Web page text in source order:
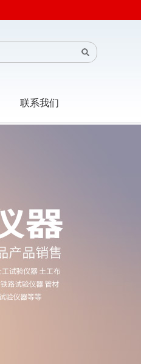
联系我们